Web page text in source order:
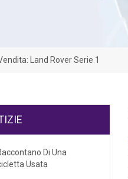
Land Rover Serie 1
Di Una
Usata